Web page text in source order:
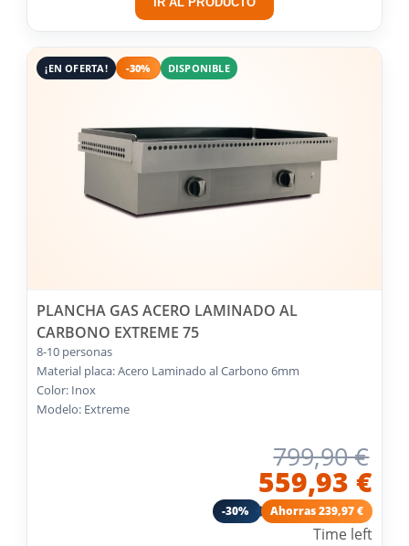
¡EN OFERTA! -30% DISPONIBLE
PLANCHA GAS ACERO LAMINADO AL
CARBONO EXTREME 75
8-10 personas
Material placa: Acero Laminado al Carbono 6mm
Color: Inox
Modelo: Extreme
799,90 €
559,93 €
-30% Ahorras 239,97 €
Time left